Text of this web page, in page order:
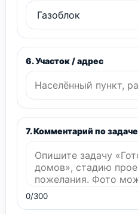
6. Участок / адрес
7. Комментарий по задаче
0/300